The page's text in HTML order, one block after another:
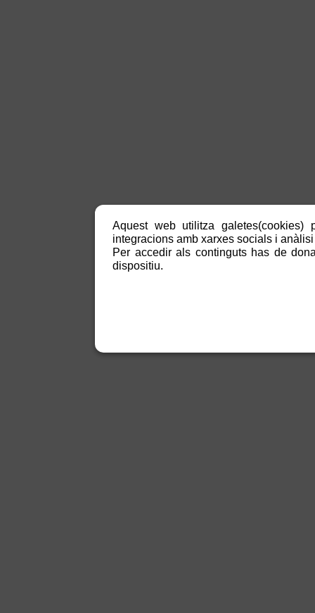
Aquest web utilitza
integracions amb xarxes socials i
Per accedir als continguts has de
dispositiu.